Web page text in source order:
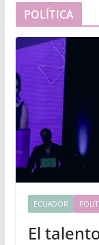
POLÍTICA
ECUADOR
El